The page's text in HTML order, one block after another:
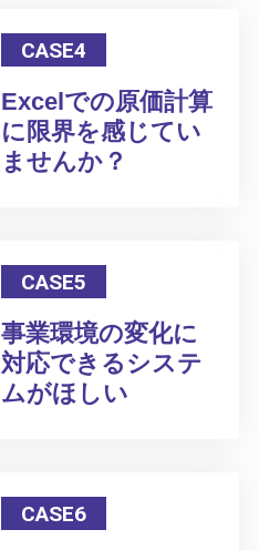
CASE4
Excelでの原価計算
に限界を感じてい
ませんか？
CASE5
事業環境の変化に
対応できるシステ
ムがほしい
CASE6